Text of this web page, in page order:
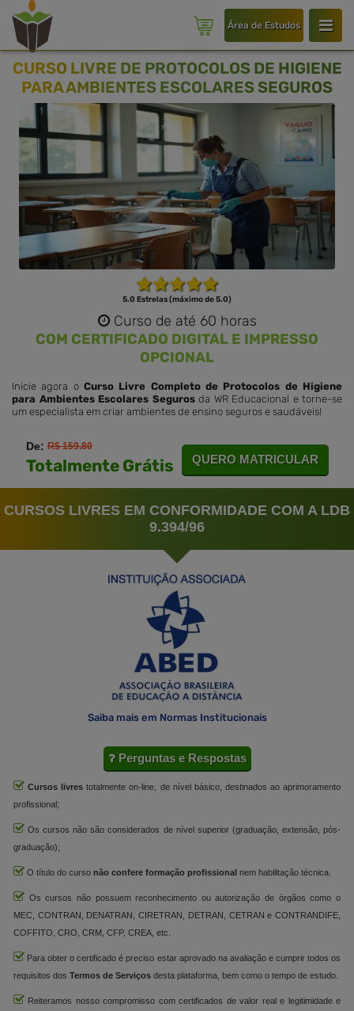
Área de Estudos
CURSO LIVRE DE PROTOCOLOS DE HIGIENE
PARA AMBIENTES ESCOLARES SEGUROS
5.0 Estrelas (máximo de 5.0)
Curso de até 60 horas
COM CERTIFICADO DIGITAL E IMPRESSO
OPCIONAL
Inicie agora o Curso Livre Completo de Protocolos de Higiene
para Ambientes Escolares Segurosda WR Educacional e torne-se
um especialista em criar ambientes de ensino seguros e saudáveis!
De:R$ 159.80
Totalmente Grátis QUERO MATRICULAR
CURSOS LIVRES EM CONFORMIDADE COM A LDB
9.394/96
Saiba mais em Normas Institucionais
Perguntas e Respostas
Cursos livres totalmente on-line, de nível básico, destinados ao aprimoramento
profissional;
Os cursos não são considerados de nível superior (graduação, extensão, pós-
graduação);
O título do curso não confere formação profissional nem habilitação técnica.
Os cursos não possuem reconhecimento ou autorização de órgãos como o
MEC, CONTRAN, DENATRAN, CIRETRAN, DETRAN, CETRAN e CONTRANDIFE,
COFFITO, CRO, CRM, CFP, CREA, etc.
Para obter o certificado é preciso estar aprovado na avaliação e cumprir todos os
requisitos dos Termos de Serviços desta plataforma, bem como o tempo de estudo.
Reiteramos nosso compromisso com certificados de valor real e legitimidade e